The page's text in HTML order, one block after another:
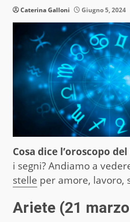
Caterina Galloni Giugno 5, 2024
Cosa dice l’oroscopo
i segni? Andiamo a
stelle per amore, lavoro,
Ariete (21